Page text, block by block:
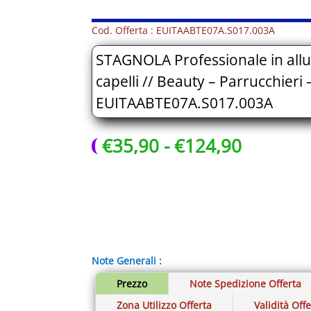
Cod. Offerta : EUITAABTE07A.S017.003A
STAGNOLA Professionale in
capelli // Beauty – Parrucchieri
EUITAABTE07A.S017.003A
€35,90 -€124,90Fascia
Note Generali :
Prezzo
Note Spedizione Offerta
Zona Utilizzo Offerta
Validità